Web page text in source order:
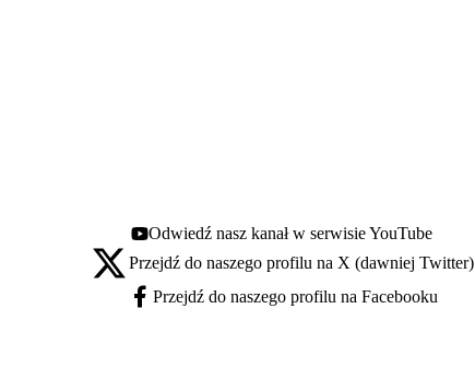
Youtube - otwiera się w nowej karcie
Odwiedź nasz kanał w serwisie YouTube
X - otwiera się w nowej karcie
Przejdź do naszego profilu na X (dawniej Twitter)
Facebook - otwiera się w nowej karcie
Przejdź do naszego profilu na Facebooku